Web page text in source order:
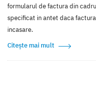
formularul de factura din
specificat in antet daca
incasare.
Citește mai mult